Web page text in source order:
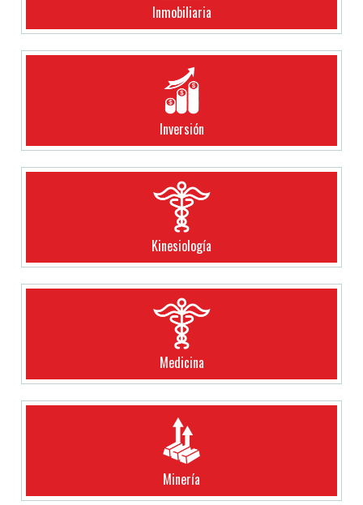
Inmobiliaria
Inversión
Kinesiología
Medicina
Minería